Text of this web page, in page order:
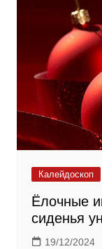
Калейдоскоп
Ёлочные
сиденья
19/12/2024